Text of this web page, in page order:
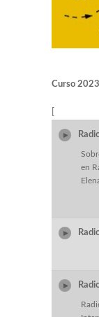
Curso
en